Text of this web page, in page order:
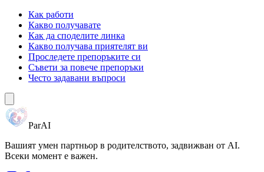
Как работи
Какво получавате
Как да споделите линка
Какво получава приятелят ви
Проследете препоръките си
Съвети за повече препоръки
Често задавани въпроси
ParAI
Вашият умен партньор в родителството, задвижван от AI.
Всеки момент е важен.